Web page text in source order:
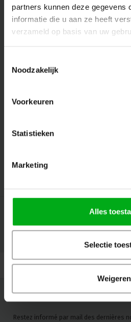
partners kunnen deze gegevens
informatie die u aan ze heeft
verzameld op basis van uw
Noodzakelijk
Voorkeuren
Statistieken
Marketing
Alles
Selectie
Weigeren
Restez informé par mail des dernières
Mon compte
© Copyright 2026 Megalight -
Restez informé par mail des dernières